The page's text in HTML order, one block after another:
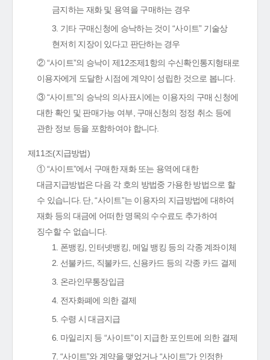
금지하는 재화 및 용역을 구매하는 경우
3. 기타 구매신청에 승낙하는 것이 “사이트” 기술상
현저히 지장이 있다고 판단하는 경우
② “사이트”의 승낙이 제12조제1항의 수신확인통지형태로
이용자에게 도달한 시점에 계약이 성립한 것으로 봅니다.
③ “사이트”의 승낙의 의사표시에는 이용자의 구매 신청에
대한 확인 및 판매가능 여부, 구매신청의 정정 취소 등에
관한 정보 등을 포함하여야 합니다.
제11조(지급방법)
① “사이트”에서 구매한 재화 또는 용역에 대한
대금지급방법은 다음 각 호의 방법중 가용한 방법으로 할
수 있습니다. 단, “사이트”는 이용자의 지급방법에 대하여
재화 등의 대금에 어떠한 명목의 수수료도 추가하여
징수할 수 없습니다.
1. 폰뱅킹, 인터넷뱅킹, 메일 뱅킹 등의 각종 계좌이체
2. 선불카드, 직불카드, 신용카드 등의 각종 카드 결제
3. 온라인무통장입금
4. 전자화폐에 의한 결제
5. 수령 시 대금지급
6. 마일리지 등 “사이트”이 지급한 포인트에 의한 결제
7. “사이트”와 계약을 맺었거나 “사이트”가 인정한